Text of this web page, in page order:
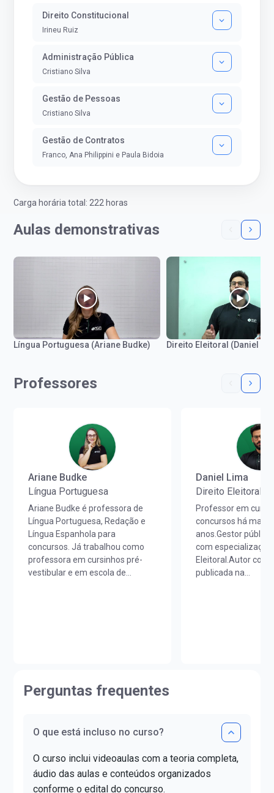
Direito Constitucional
Irineu Ruiz
Administração Pública
Cristiano Silva
Gestão de Pessoas
Cristiano Silva
Gestão de Contratos
Franco, Ana Philippini e Paula Bidoia
Carga horária total: 222 horas
Aulas demonstrativas
Língua Portuguesa (Ariane Budke) Direito Eleitoral (Daniel
Professores
Ariane Budke
Língua Portuguesa
Ariane Budke é professora de
Língua Portuguesa, Redação e
Língua Espanhola para
concursos. Já trabalhou como
professora em cursinhos pré-
vestibular e em escola de
Superior pela FAG e mestra em
Letras pela UNIOESTE. Obteve
nível C1.
Daniel Lima
Direito Eleitoral
Professor em
concursos há mais
anos.Gestor
com
Eleitoral.Autor com
publicada na
Perguntas frequentes
O que está incluso no curso?
O curso inclui videoaulas com a teoria completa,
áudio das aulas e conteúdos organizados
conforme o edital do concurso.